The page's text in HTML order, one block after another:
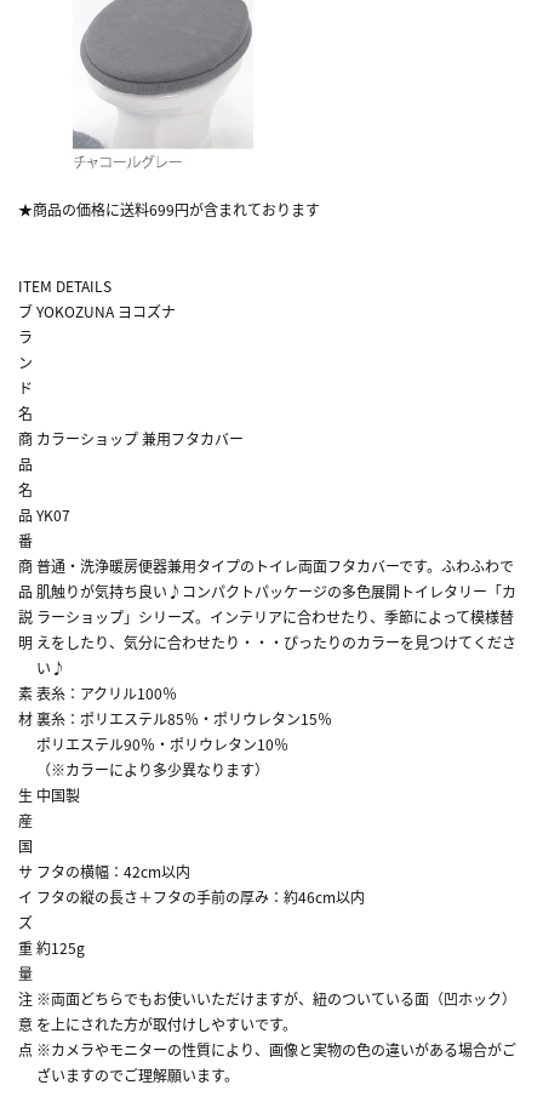
★商品の価格に送料699円が含まれております
ITEM DETAILS
ブ
ラ
ン
ド
名
YOKOZUNA ヨコズナ
商
品
名
カラーショップ 兼用フタカバー
品
番
YK07
商
品
説
明
普通・洗浄暖房便器兼用タイプのトイレ両面フタカバーです。ふわふわで
肌触りが気持ち良い♪コンパクトパッケージの多色展開トイレタリー「カ
ラーショップ」シリーズ。インテリアに合わせたり、季節によって模様替
えをしたり、気分に合わせたり・・・ぴったりのカラーを見つけてくださ
い♪
素
材
表糸：アクリル100％
裏糸：ポリエステル85％・ポリウレタン15％
ポリエステル90％・ポリウレタン10％
（※カラーにより多少異なります）
生
産
国
中国製
サ
イ
ズ
フタの横幅：42cm以内
フタの縦の長さ＋フタの手前の厚み：約46cm以内
重
量
約125g
注
意
点
※両面どちらでもお使いいただけますが、紐のついている面（凹ホック）
を上にされた方が取付けしやすいです。
※カメラやモニターの性質により、画像と実物の色の違いがある場合がご
ざいますのでご理解願います。